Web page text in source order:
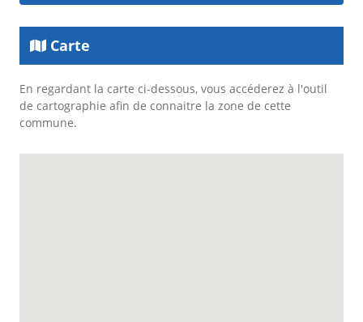
Carte
En regardant la carte ci-dessous, vous accéderez à l'outil
de cartographie afin de connaitre la zone de cette
commune.